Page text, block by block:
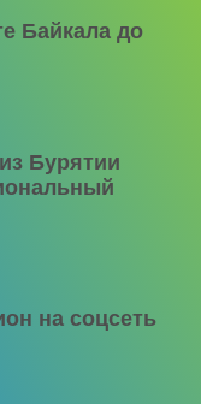
Байкала до
Бурятии
на соцсеть